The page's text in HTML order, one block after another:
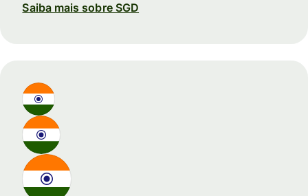
Saiba mais sobre SGD